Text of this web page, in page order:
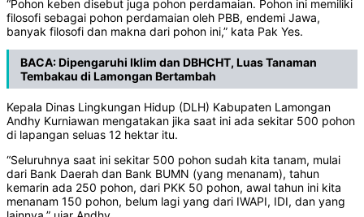
“Pohon keben disebut juga pohon perdamaian. Pohon ini memiliki
filosofi sebagai pohon perdamaian oleh PBB, endemi Jawa,
banyak filosofi dan makna dari pohon ini,” kata Pak Yes.
BACA:Dipengaruhi Iklim dan DBHCHT, Luas Tanaman
Tembakau di Lamongan Bertambah
Kepala Dinas Lingkungan Hidup (DLH) Kabupaten Lamongan
Andhy Kurniawan mengatakan jika saat ini ada sekitar 500 pohon
di lapangan seluas 12 hektar itu.
“Seluruhnya saat ini sekitar 500 pohon sudah kita tanam, mulai
dari Bank Daerah dan Bank BUMN (yang menanam), tahun
kemarin ada 250 pohon, dari PKK 50 pohon, awal tahun ini kita
menanam 150 pohon, belum lagi yang dari IWAPI, IDI, dan yang